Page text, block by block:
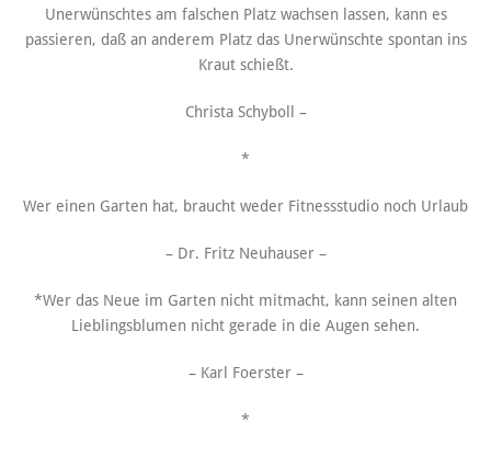
Unerwünschtes am falschen Platz wachsen lassen, kann es
passieren, daß an anderem Platz das Unerwünschte spontan ins
Kraut schießt.
Christa Schyboll –
*
Wer einen Garten hat, braucht weder Fitnessstudio noch Urlaub
– Dr. Fritz Neuhauser –
*Wer das Neue im Garten nicht mitmacht, kann seinen alten
Lieblingsblumen nicht gerade in die Augen sehen.
– Karl Foerster –
*